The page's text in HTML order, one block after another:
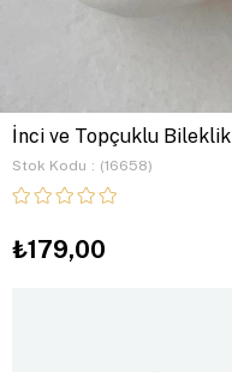
İnci ve Topçuklu Bileklik
Stok Kodu (16658)
₺179,00